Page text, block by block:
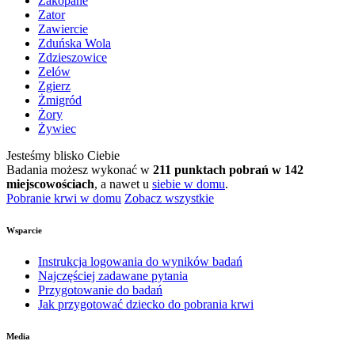
Zator
Zawiercie
Zduńska Wola
Zdzieszowice
Zelów
Zgierz
Żmigród
Żory
Żywiec
Jesteśmy blisko Ciebie
Badania możesz wykonać w 211 punktach pobrań w 142
miejscowościach, a nawet u siebie w domu.
Pobranie krwi w domu Zobacz wszystkie
Wsparcie
Instrukcja logowania do wyników badań
Najczęściej zadawane pytania
Przygotowanie do badań
Jak przygotować dziecko do pobrania krwi
Media